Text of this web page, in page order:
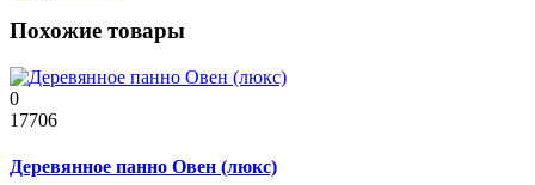
Похожие товары
0
17706
Деревянное панно Овен (люкс)